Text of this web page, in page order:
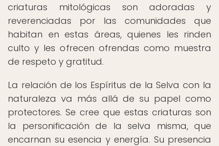
criaturas mitológicas son adoradas y
reverenciadas por las comunidades que
habitan en estas áreas, quienes les rinden
culto y les ofrecen ofrendas como muestra
de respeto y gratitud.
La relación de los Espíritus de la Selva con la
naturaleza va más allá de su papel como
protectores. Se cree que estas criaturas son
la personificación de la selva misma, que
encarnan su esencia y energía. Su presencia